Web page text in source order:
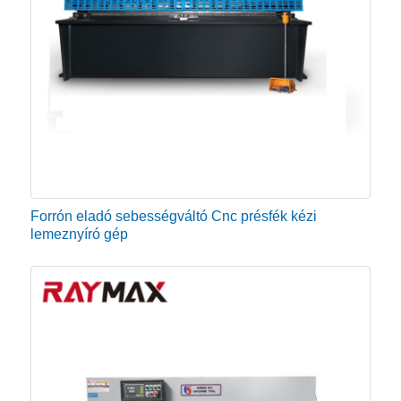
ezred hüvelyknyi távolságra vannak egymástól. Ami
nagyszerű, az az, hogy a pengék megfordíthatók –
hasonlóan a gumiabroncsok forgatásához – a kopás
● Mérési rendszer
Győződjön meg arról, hogy a fémlemez nyírógépe
tartalmaz egy mérőrendszert vagy úgynevezett
végezzenek pontosan, így nem kell minden egyes
Forrón eladó sebességváltó Cnc présfék kézi
lemeznyíró gép